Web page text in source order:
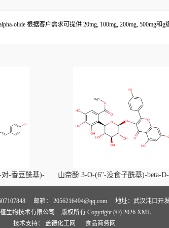
olide 根据客户需求可提供 20mg, 100mg, 200mg, 500mg
对-香豆酰基)-
3-O-
beta-D-
:121651-61-4
山奈酚 3-O-(6''-没食子酰基)-beta-
萄糖苷价格, Kaempferol 3-O-(6''-
beta-D-glucopyranoside对照品,
号:56317-05-6
邮箱： 2056216494@qq.com
地址：武汉沌口开
生物技术有限公司
版权所有 Copyright (©) 2026 XML
技术支持： 盖德化工网 食品商务网